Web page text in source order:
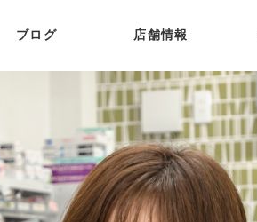
ブログ 店舗情報